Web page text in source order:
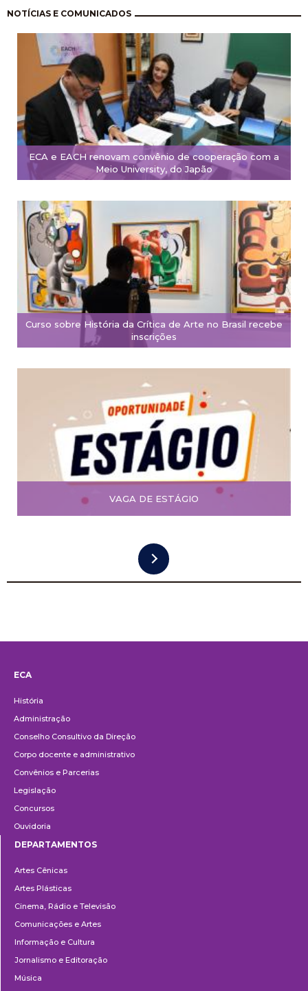
NOTÍCIAS E COMUNICADOS
ECA e EACH renovam convênio de cooperação com a
Meio University, do Japão
Curso sobre História da Crítica de Arte no Brasil recebe
inscrições
VAGA DE ESTÁGIO
Paginação
ECA
História
Administração
Conselho Consultivo da Direção
Corpo docente e administrativo
Convênios e Parcerias
Legislação
Concursos
Ouvidoria
DEPARTAMENTOS
Artes Cênicas
Artes Plásticas
Cinema, Rádio e Televisão
Comunicações e Artes
Informação e Cultura
Jornalismo e Editoração
Música